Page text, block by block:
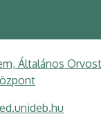
Általános